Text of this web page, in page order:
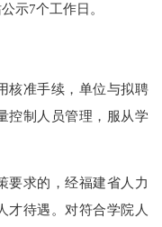
示7个工作日。
准手续，单位与拟聘
控制人员管理，服从学
求的，经福建省人力
才待遇。对符合学院人